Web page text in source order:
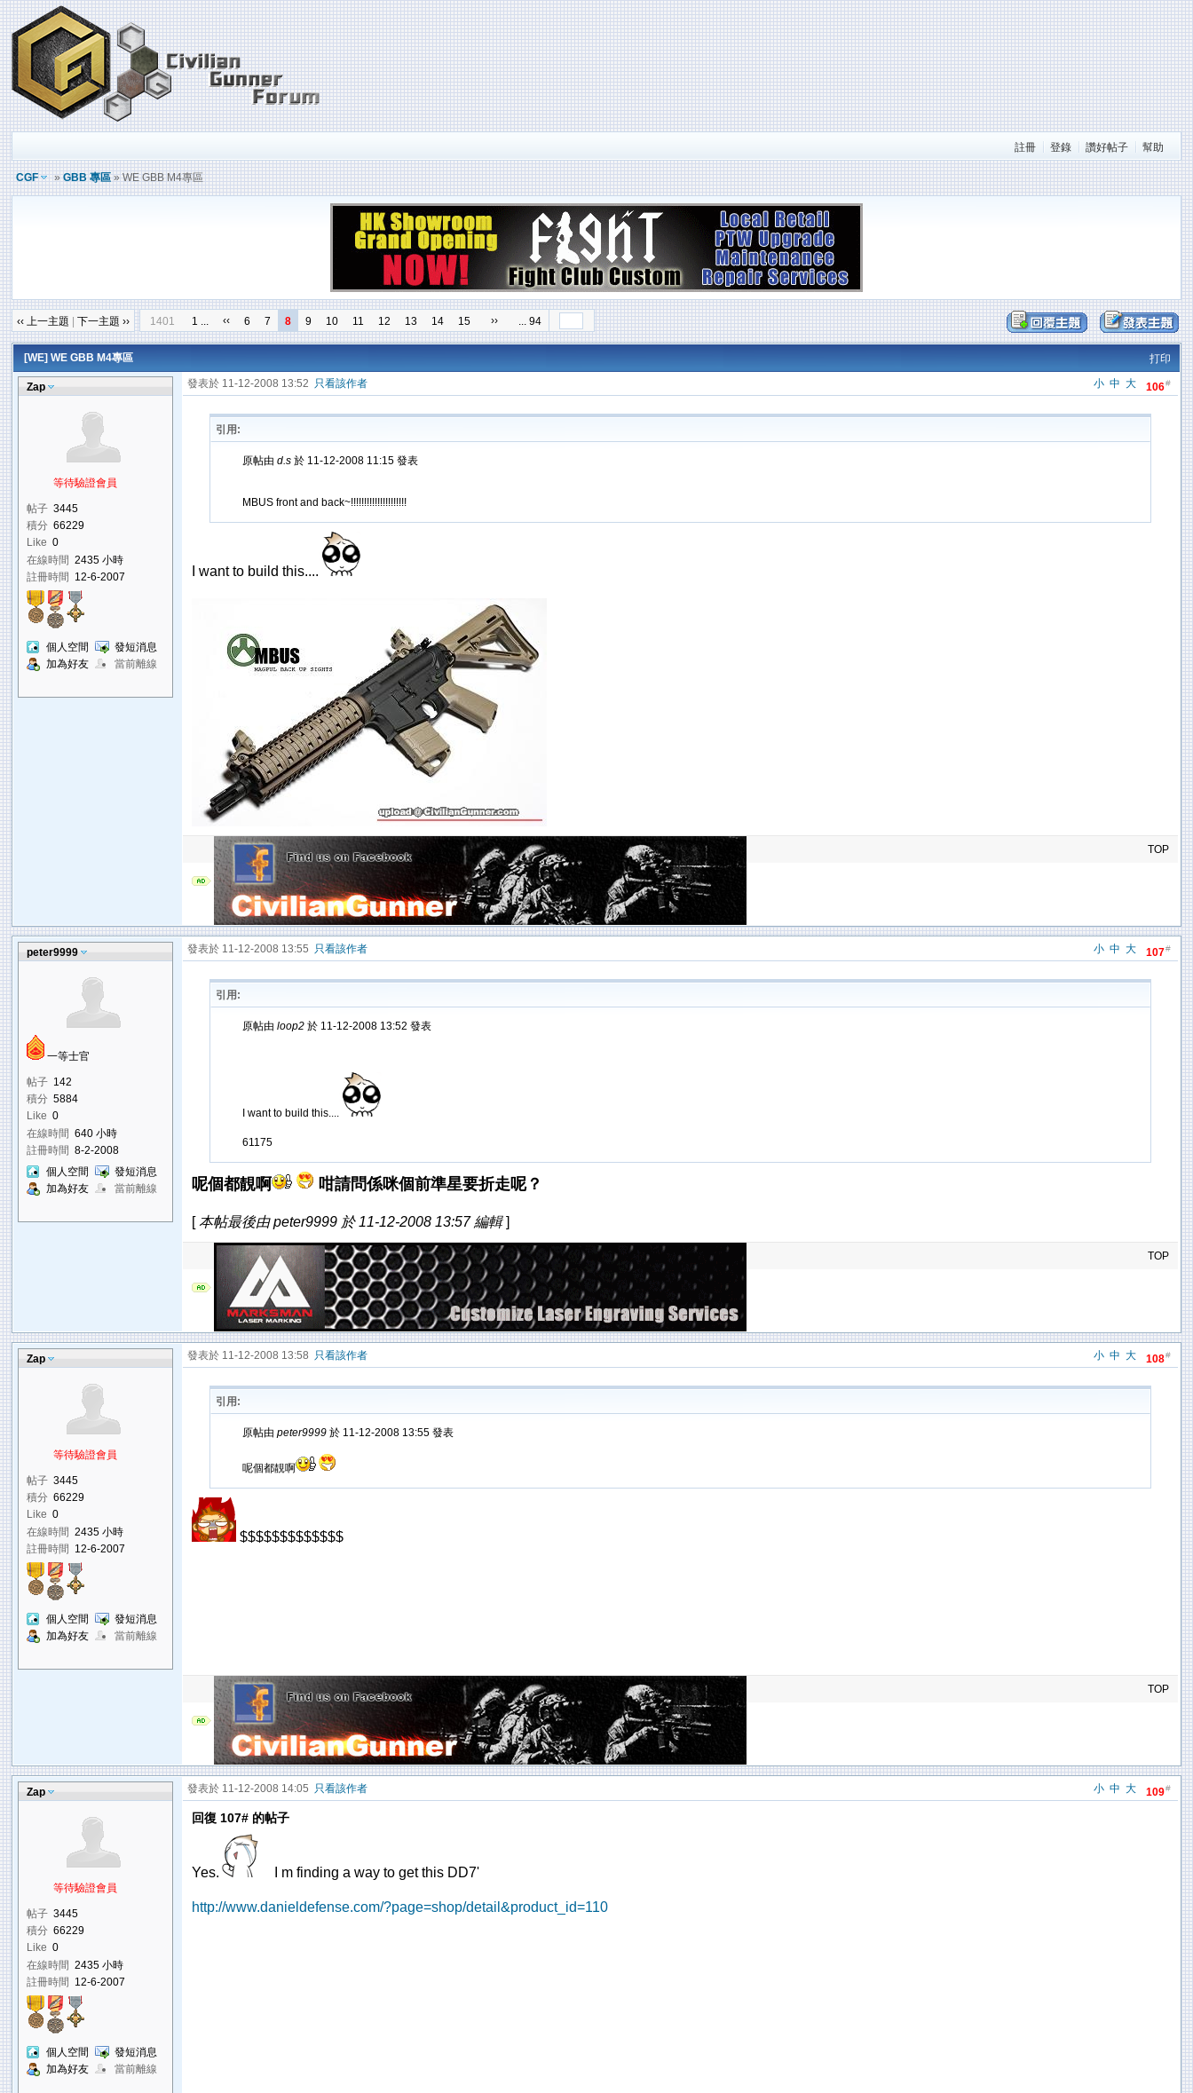
註冊 登錄 讚好帖子 幫助
CGF »GBB 專區» WE GBB M4專區
‹‹ 上一主題 |下一主題 ›› 1401 1 ... ‹‹ 6 7 8 9 10 11 12 13 14 15 ›› ... 94
打印
[WE] WE GBB M4專區
Zap
等待驗證會員
帖子 3445
積分 66229
Like 0
在線時間 2435 小時
註冊時間 12-6-2007
個人空間
發短消息
加為好友
當前離線
106#
大
中
小
發表於 11-12-2008 13:52 只看該作者
引用:
原帖由d.s 於 11-12-2008 11:15 發表
MBUS front and back~!!!!!!!!!!!!!!!!!!!!!
I want to build this....
TOP
peter9999
一等士官
帖子 142
積分 5884
Like 0
在線時間 640 小時
註冊時間 8-2-2008
個人空間
發短消息
加為好友
當前離線
107#
大
中
小
發表於 11-12-2008 13:55 只看該作者
引用:
原帖由loop2 於 11-12-2008 13:52 發表
I want to build this....
61175
呢個都靚啊 咁請問係咪個前準星要折走呢？
[本帖最後由 peter9999 於 11-12-2008 13:57 編輯]
TOP
Zap
等待驗證會員
帖子 3445
積分 66229
Like 0
在線時間 2435 小時
註冊時間 12-6-2007
個人空間
發短消息
加為好友
當前離線
108#
大
中
小
發表於 11-12-2008 13:58 只看該作者
引用:
原帖由peter9999 於 11-12-2008 13:55 發表
呢個都靚啊
$$$$$$$$$$$$$
TOP
Zap
等待驗證會員
帖子 3445
積分 66229
Like 0
在線時間 2435 小時
註冊時間 12-6-2007
個人空間
發短消息
加為好友
當前離線
109#
大
中
小
發表於 11-12-2008 14:05 只看該作者
回復 107# 的帖子
Yes. I m finding a way to get this DD7'
http://www.danieldefense.com/?page=shop/detail&product_id=110